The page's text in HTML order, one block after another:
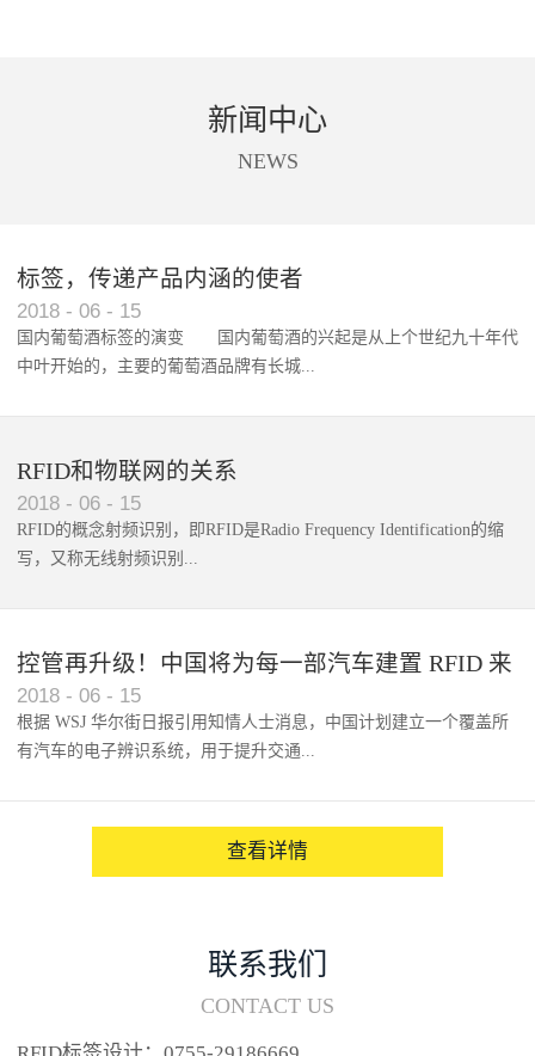
新闻中心
NEWS
标签，传递产品内涵的使者
2018 - 06 - 15
国内葡萄酒标签的演变 国内葡萄酒的兴起是从上个世纪九十年代
中叶开始的，主要的葡萄酒品牌有长城...
RFID和物联网的关系
2018 - 06 - 15
RFID的概念射频识别，即RFID是Radio Frequency Identification的缩
写，又称无线射频识别...
控管再升级！中国将为每一部汽车建置 RFID 来
架构辨识系统
2018 - 06 - 15
根据 WSJ 华尔街日报引用知情人士消息，中国计划建立一个覆盖所
有汽车的电子辨识系统，用于提升交通...
查看详情
联系我们
CONTACT US